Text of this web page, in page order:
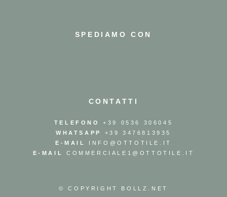
SPEDIAMO CON
CONTATTI
TELEFONO
+39 0536 306045
WHATSAPP
+39 3476813935
E-MAIL
INFO@OTTOTILE.IT
E-MAIL
COMMERCIALE1@OTTOTILE.IT
© COPYRIGHT BOLLZ.NET